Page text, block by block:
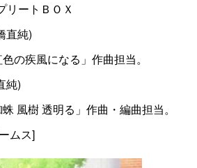
リートＢＯＸ
直純)
の疾風になる」作曲担当。
純)
風樹 透明る」作曲・編曲担当。
ムス]